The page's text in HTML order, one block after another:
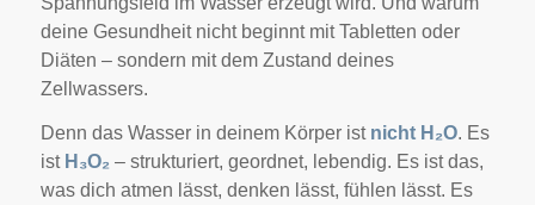
deine Gesundheit nicht beginnt mit Tabletten oder
Diäten – sondern mit dem Zustand deines
Zellwassers.
Denn das Wasser in deinem Körper ist nicht H₂O. Es
ist H₃O₂ – strukturiert, geordnet, lebendig. Es ist das,
was dich atmen lässt, denken lässt, fühlen lässt. Es